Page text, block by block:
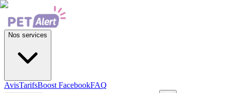
Nos services
AvisTarifsBoost FacebookFAQ